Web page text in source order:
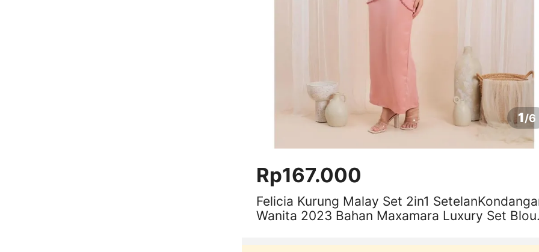
1/6
Rp167.000
Felicia Kurung Malay Set 2in1
Wanita 2023 Bahan Maxamara Luxury Set Blouse